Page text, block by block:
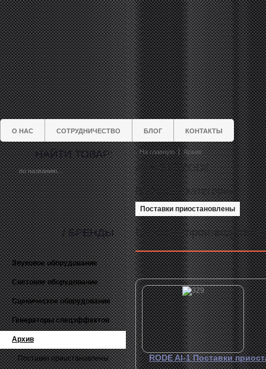
О НАС СОТРУДНИЧЕСТВО БЛОГ КОНТАКТЫ
НАЙТИ ТОВАР:
Звуковое оборудование
Световое оборудование
Сценическое оборудование
Генераторы спецэффектов
Архив
Поставки приостановлены
/ БРЕНДЫ
На главную Архив
АРХИВ | RODE
Выбор по категории
Поставки приостановлены
Выбор по производителю
RODE AI-1 Поставки